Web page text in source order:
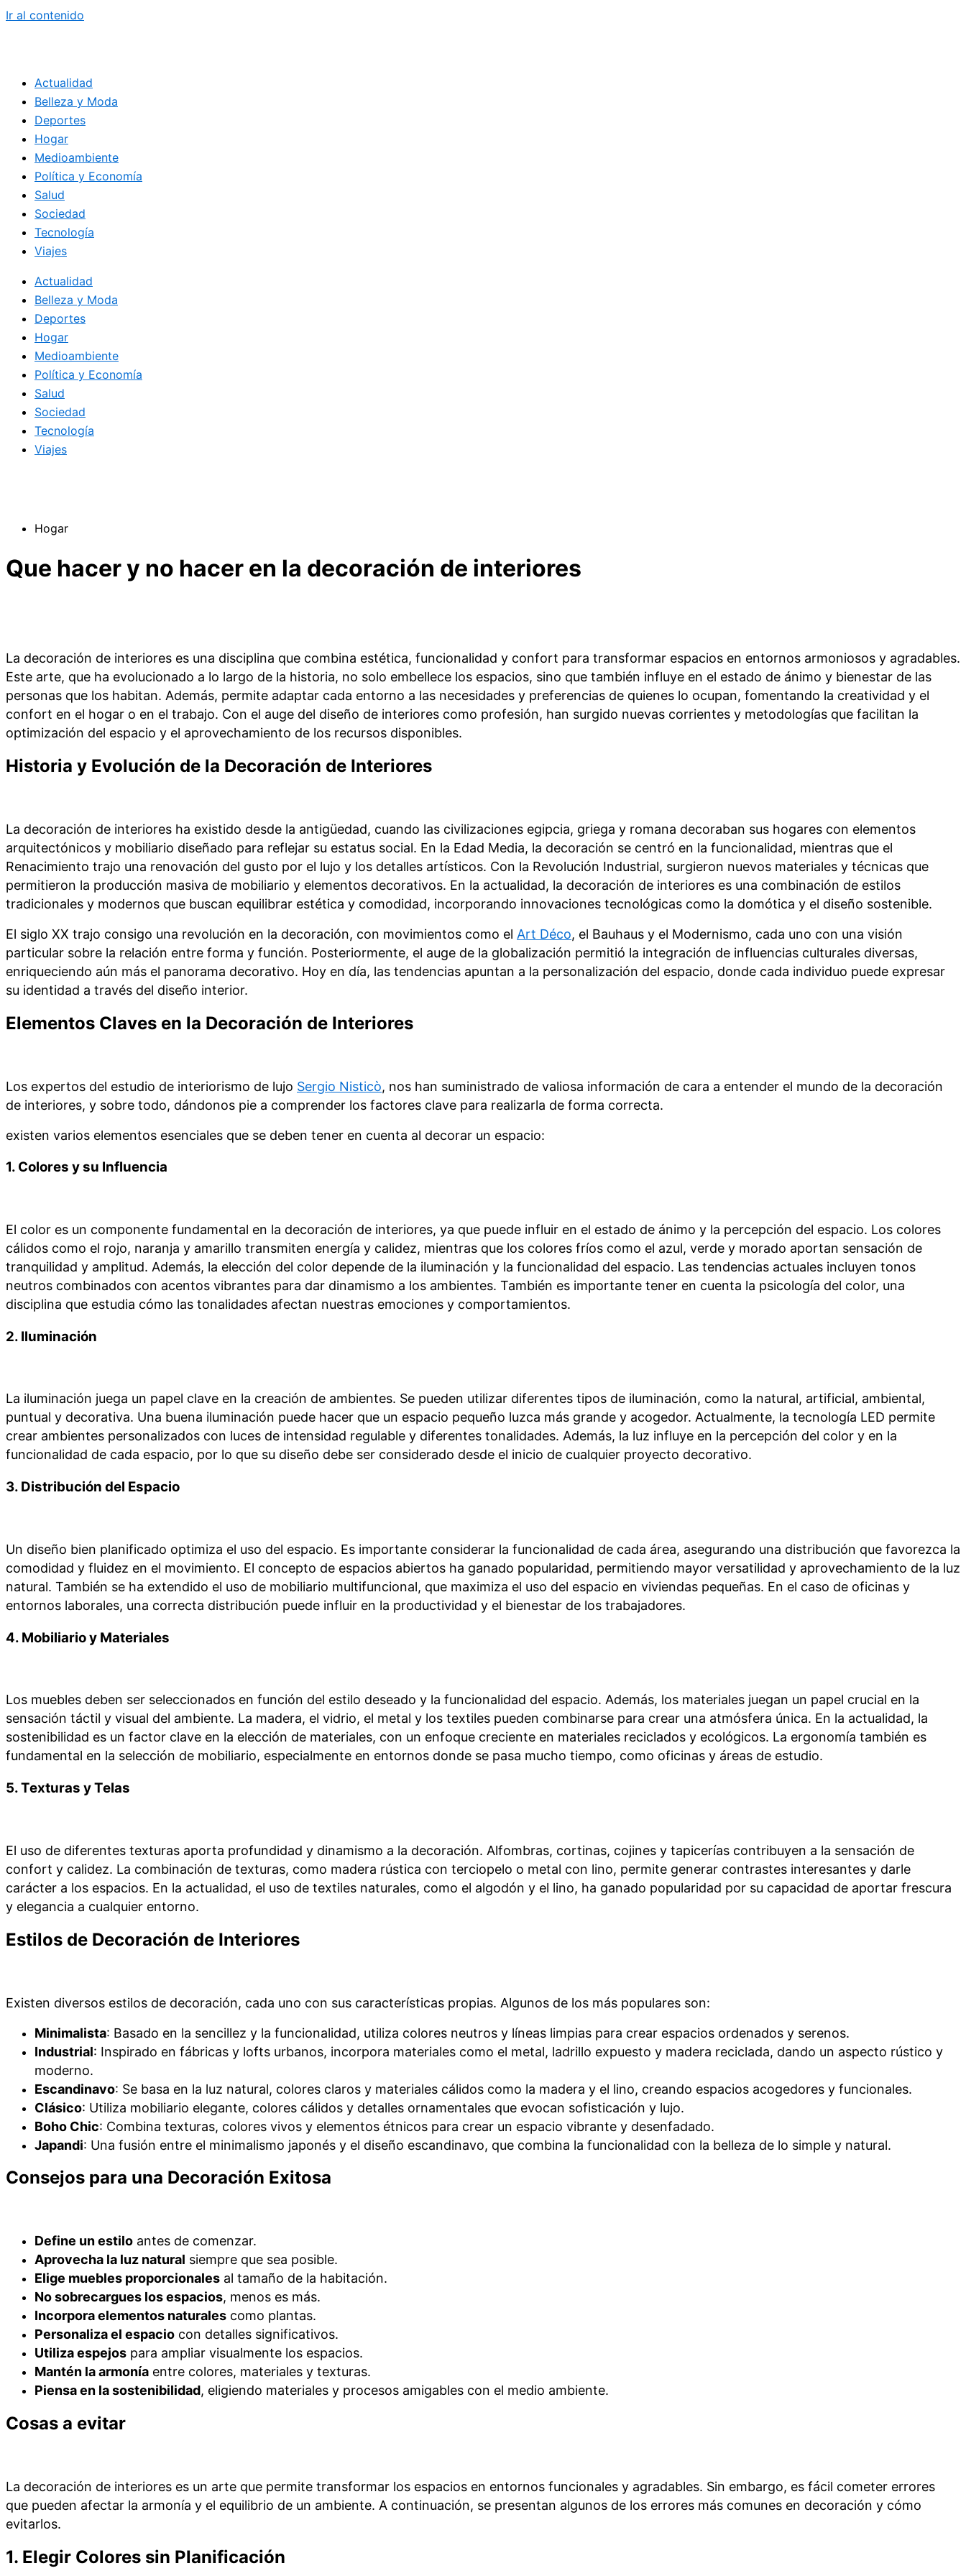
Ir al contenido
Actualidad
Belleza y Moda
Deportes
Hogar
Medioambiente
Política y Economía
Salud
Sociedad
Tecnología
Viajes
Actualidad
Belleza y Moda
Deportes
Hogar
Medioambiente
Política y Economía
Salud
Sociedad
Tecnología
Viajes
Hogar
Que hacer y no hacer en la decoración de interiores
La decoración de interiores es una disciplina que combina estética, funcionalidad y confort para transformar espacios en entornos armoniosos y agradables.
Este arte, que ha evolucionado a lo largo de la historia, no solo embellece los espacios, sino que también influye en el estado de ánimo y bienestar de las
personas que los habitan. Además, permite adaptar cada entorno a las necesidades y preferencias de quienes lo ocupan, fomentando la creatividad y el
confort en el hogar o en el trabajo. Con el auge del diseño de interiores como profesión, han surgido nuevas corrientes y metodologías que facilitan la
optimización del espacio y el aprovechamiento de los recursos disponibles.
Historia y Evolución de la Decoración de Interiores
La decoración de interiores ha existido desde la antigüedad, cuando las civilizaciones egipcia, griega y romana decoraban sus hogares con elementos
arquitectónicos y mobiliario diseñado para reflejar su estatus social. En la Edad Media, la decoración se centró en la funcionalidad, mientras que el
Renacimiento trajo una renovación del gusto por el lujo y los detalles artísticos. Con la Revolución Industrial, surgieron nuevos materiales y técnicas que
permitieron la producción masiva de mobiliario y elementos decorativos. En la actualidad, la decoración de interiores es una combinación de estilos
tradicionales y modernos que buscan equilibrar estética y comodidad, incorporando innovaciones tecnológicas como la domótica y el diseño sostenible.
El siglo XX trajo consigo una revolución en la decoración, con movimientos como el Art Déco, el Bauhaus y el Modernismo, cada uno con una visión
particular sobre la relación entre forma y función. Posteriormente, el auge de la globalización permitió la integración de influencias culturales diversas,
enriqueciendo aún más el panorama decorativo. Hoy en día, las tendencias apuntan a la personalización del espacio, donde cada individuo puede expresar
su identidad a través del diseño interior.
Elementos Claves en la Decoración de Interiores
Los expertos del estudio de interiorismo de lujo Sergio Nisticò, nos han suministrado de valiosa información de cara a entender el mundo de la decoración
de interiores, y sobre todo, dándonos pie a comprender los factores clave para realizarla de forma correcta.
existen varios elementos esenciales que se deben tener en cuenta al decorar un espacio:
1. Colores y su Influencia
El color es un componente fundamental en la decoración de interiores, ya que puede influir en el estado de ánimo y la percepción del espacio. Los colores
cálidos como el rojo, naranja y amarillo transmiten energía y calidez, mientras que los colores fríos como el azul, verde y morado aportan sensación de
tranquilidad y amplitud. Además, la elección del color depende de la iluminación y la funcionalidad del espacio. Las tendencias actuales incluyen tonos
neutros combinados con acentos vibrantes para dar dinamismo a los ambientes. También es importante tener en cuenta la psicología del color, una
disciplina que estudia cómo las tonalidades afectan nuestras emociones y comportamientos.
2. Iluminación
La iluminación juega un papel clave en la creación de ambientes. Se pueden utilizar diferentes tipos de iluminación, como la natural, artificial, ambiental,
puntual y decorativa. Una buena iluminación puede hacer que un espacio pequeño luzca más grande y acogedor. Actualmente, la tecnología LED permite
crear ambientes personalizados con luces de intensidad regulable y diferentes tonalidades. Además, la luz influye en la percepción del color y en la
funcionalidad de cada espacio, por lo que su diseño debe ser considerado desde el inicio de cualquier proyecto decorativo.
3. Distribución del Espacio
Un diseño bien planificado optimiza el uso del espacio. Es importante considerar la funcionalidad de cada área, asegurando una distribución que favorezca la
comodidad y fluidez en el movimiento. El concepto de espacios abiertos ha ganado popularidad, permitiendo mayor versatilidad y aprovechamiento de la luz
natural. También se ha extendido el uso de mobiliario multifuncional, que maximiza el uso del espacio en viviendas pequeñas. En el caso de oficinas y
entornos laborales, una correcta distribución puede influir en la productividad y el bienestar de los trabajadores.
4. Mobiliario y Materiales
Los muebles deben ser seleccionados en función del estilo deseado y la funcionalidad del espacio. Además, los materiales juegan un papel crucial en la
sensación táctil y visual del ambiente. La madera, el vidrio, el metal y los textiles pueden combinarse para crear una atmósfera única. En la actualidad, la
sostenibilidad es un factor clave en la elección de materiales, con un enfoque creciente en materiales reciclados y ecológicos. La ergonomía también es
fundamental en la selección de mobiliario, especialmente en entornos donde se pasa mucho tiempo, como oficinas y áreas de estudio.
5.Texturas y Telas
El uso de diferentes texturas aporta profundidad y dinamismo a la decoración. Alfombras, cortinas, cojines y tapicerías contribuyen a la sensación de
confort y calidez. La combinación de texturas, como madera rústica con terciopelo o metal con lino, permite generar contrastes interesantes y darle
carácter a los espacios. En la actualidad, el uso de textiles naturales, como el algodón y el lino, ha ganado popularidad por su capacidad de aportar frescura
y elegancia a cualquier entorno.
Estilos de Decoración de Interiores
Existen diversos estilos de decoración, cada uno con sus características propias. Algunos de los más populares son:
Minimalista: Basado en la sencillez y la funcionalidad, utiliza colores neutros y líneas limpias para crear espacios ordenados y serenos.
Industrial: Inspirado en fábricas y lofts urbanos, incorpora materiales como el metal, ladrillo expuesto y madera reciclada, dando un aspecto rústico y
moderno.
Escandinavo: Se basa en la luz natural, colores claros y materiales cálidos como la madera y el lino, creando espacios acogedores y funcionales.
Clásico: Utiliza mobiliario elegante, colores cálidos y detalles ornamentales que evocan sofisticación y lujo.
Boho Chic: Combina texturas, colores vivos y elementos étnicos para crear un espacio vibrante y desenfadado.
Japandi: Una fusión entre el minimalismo japonés y el diseño escandinavo, que combina la funcionalidad con la belleza de lo simple y natural.
Consejos para una Decoración Exitosa
Define un estilo antes de comenzar.
Aprovecha la luz natural siempre que sea posible.
Elige muebles proporcionales al tamaño de la habitación.
No sobrecargues los espacios, menos es más.
Incorpora elementos naturales como plantas.
Personaliza el espacio con detalles significativos.
Utiliza espejos para ampliar visualmente los espacios.
Mantén la armonía entre colores, materiales y texturas.
Piensa en la sostenibilidad, eligiendo materiales y procesos amigables con el medio ambiente.
Cosas a evitar
La decoración de interiores es un arte que permite transformar los espacios en entornos funcionales y agradables. Sin embargo, es fácil cometer errores
que pueden afectar la armonía y el equilibrio de un ambiente. A continuación, se presentan algunos de los errores más comunes en decoración y cómo
evitarlos.
1. Elegir Colores sin Planificación